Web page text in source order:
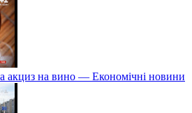
акциз на вино — Економічні новини